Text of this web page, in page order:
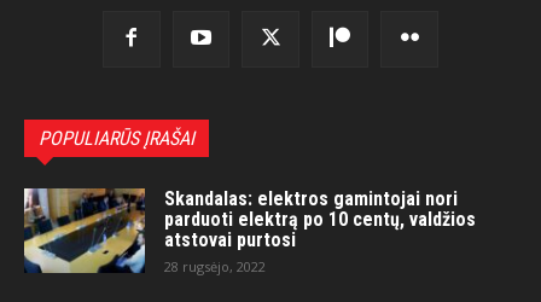
POPULIARŪS ĮRAŠAI
Skandalas: elektros gamintojai nori
parduoti elektrą po 10 centų, valdžios
atstovai purtosi
28 rugsėjo, 2022